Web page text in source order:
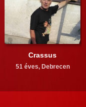
Crassus
51 éves, Debrecen